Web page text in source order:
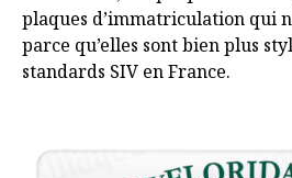
plaques d’immatriculation qui
parce qu’elles sont bien plus
standards SIV en France.